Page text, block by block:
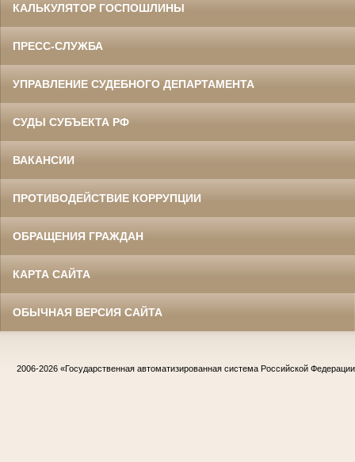
КАЛЬКУЛЯТОР ГОСПОШЛИНЫ
ПРЕСС-СЛУЖБА
УПРАВЛЕНИЕ СУДЕБНОГО ДЕПАРТАМЕНТА
СУДЫ СУБЪЕКТА РФ
ВАКАНСИИ
ПРОТИВОДЕЙСТВИЕ КОРРУПЦИИ
ОБРАЩЕНИЯ ГРАЖДАН
КАРТА САЙТА
ОБЫЧНАЯ ВЕРСИЯ САЙТА
2006-2026 «Государственная автоматизированная система Российской